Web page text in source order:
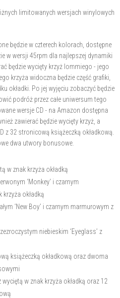
limitowanych wersjach winylowych
będzie w czterech kolorach, dostępne
w wersji 45rpm dla najlepszej dynamiki
będzie wycięty krzyż Iommiego - jego
krzyża widoczna będzie część grafiki,
okładki. Po jej wyjęciu zobaczyć będzie
podróż przez całe uniwersum tego
wersje CD - na Amazon dostępna
zawierać będzie wycięty krzyż, a
z 32 stronicową książeczką okładkową.
dwa utwory bonusowe.
w znak krzyża okładką
‘Monkey’ i czarnym
okładką
‘New Boy’ i czarnym marmurowym z
niebieskim ‘Eyeglass’ z
książeczką okładkową oraz dwoma
w znak krzyża okładką oraz 12